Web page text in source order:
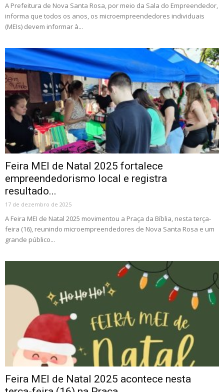
A Prefeitura de Nova Santa Rosa, por meio da Sala do Empreendedor,
informa que todos os anos, os microempreendedores individuais
(MEIs) devem informar à...
Feira MEI de Natal 2025 fortalece
empreendedorismo local e registra
resultado...
17 de dezembro de 2025
A Feira MEI de Natal 2025 movimentou a Praça da Bíblia, nesta terça-
feira (16), reunindo microempreendedores de Nova Santa Rosa e um
grande público...
Feira MEI de Natal 2025 acontece nesta